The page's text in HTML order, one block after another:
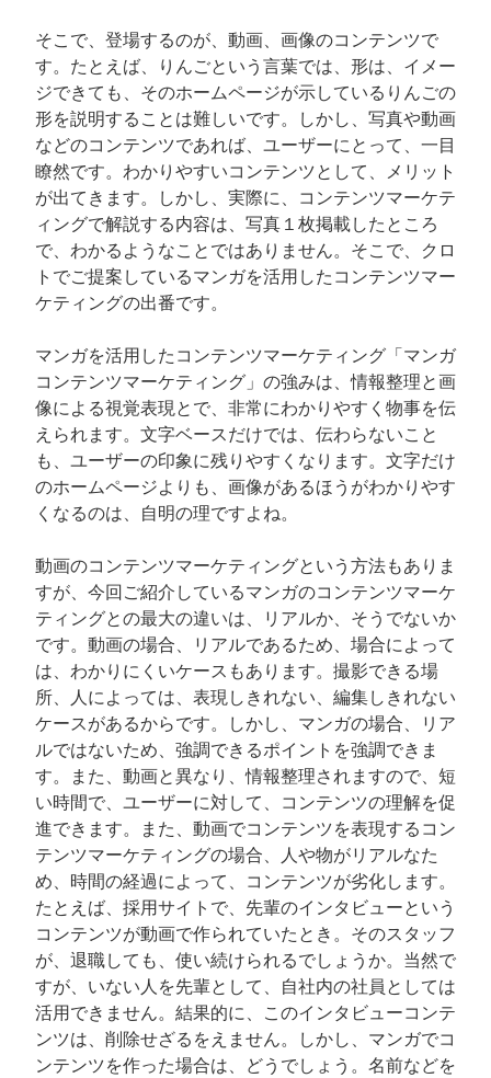
そこで、登場するのが、動画、画像のコンテンツで
す。たとえば、りんごという言葉では、形は、イメー
ジできても、そのホームページが示しているりんごの
形を説明することは難しいです。しかし、写真や動画
などのコンテンツであれば、ユーザーにとって、一目
瞭然です。わかりやすいコンテンツとして、メリット
が出てきます。しかし、実際に、コンテンツマーケテ
ィングで解説する内容は、写真１枚掲載したところ
で、わかるようなことではありません。そこで、クロ
トでご提案しているマンガを活用したコンテンツマー
ケティングの出番です。
マンガを活用したコンテンツマーケティング「マンガ
コンテンツマーケティング」の強みは、情報整理と画
像による視覚表現とで、非常にわかりやすく物事を伝
えられます。文字ベースだけでは、伝わらないこと
も、ユーザーの印象に残りやすくなります。文字だけ
のホームページよりも、画像があるほうがわかりやす
くなるのは、自明の理ですよね。
動画のコンテンツマーケティングという方法もありま
すが、今回ご紹介しているマンガのコンテンツマーケ
ティングとの最大の違いは、リアルか、そうでないか
です。動画の場合、リアルであるため、場合によって
は、わかりにくいケースもあります。撮影できる場
所、人によっては、表現しきれない、編集しきれない
ケースがあるからです。しかし、マンガの場合、リア
ルではないため、強調できるポイントを強調できま
す。また、動画と異なり、情報整理されますので、短
い時間で、ユーザーに対して、コンテンツの理解を促
進できます。また、動画でコンテンツを表現するコン
テンツマーケティングの場合、人や物がリアルなた
め、時間の経過によって、コンテンツが劣化します。
たとえば、採用サイトで、先輩のインタビューという
コンテンツが動画で作られていたとき。そのスタッフ
が、退職しても、使い続けられるでしょうか。当然で
すが、いない人を先輩として、自社内の社員としては
活用できません。結果的に、このインタビューコンテ
ンツは、削除せざるをえません。しかし、マンガでコ
ンテンツを作った場合は、どうでしょう。名前などを